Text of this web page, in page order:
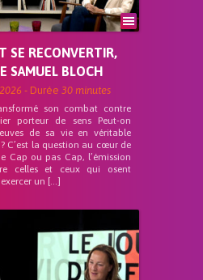
SE RECONVERTIR,
SAMUEL BLOCH
- Durée 30 minutes
son combat contre
porteur de sens Peut-on
de sa vie en véritable
C’est la question au cœur de
Cap ou pas Cap, l’émission
celles et ceux qui osent
un […]